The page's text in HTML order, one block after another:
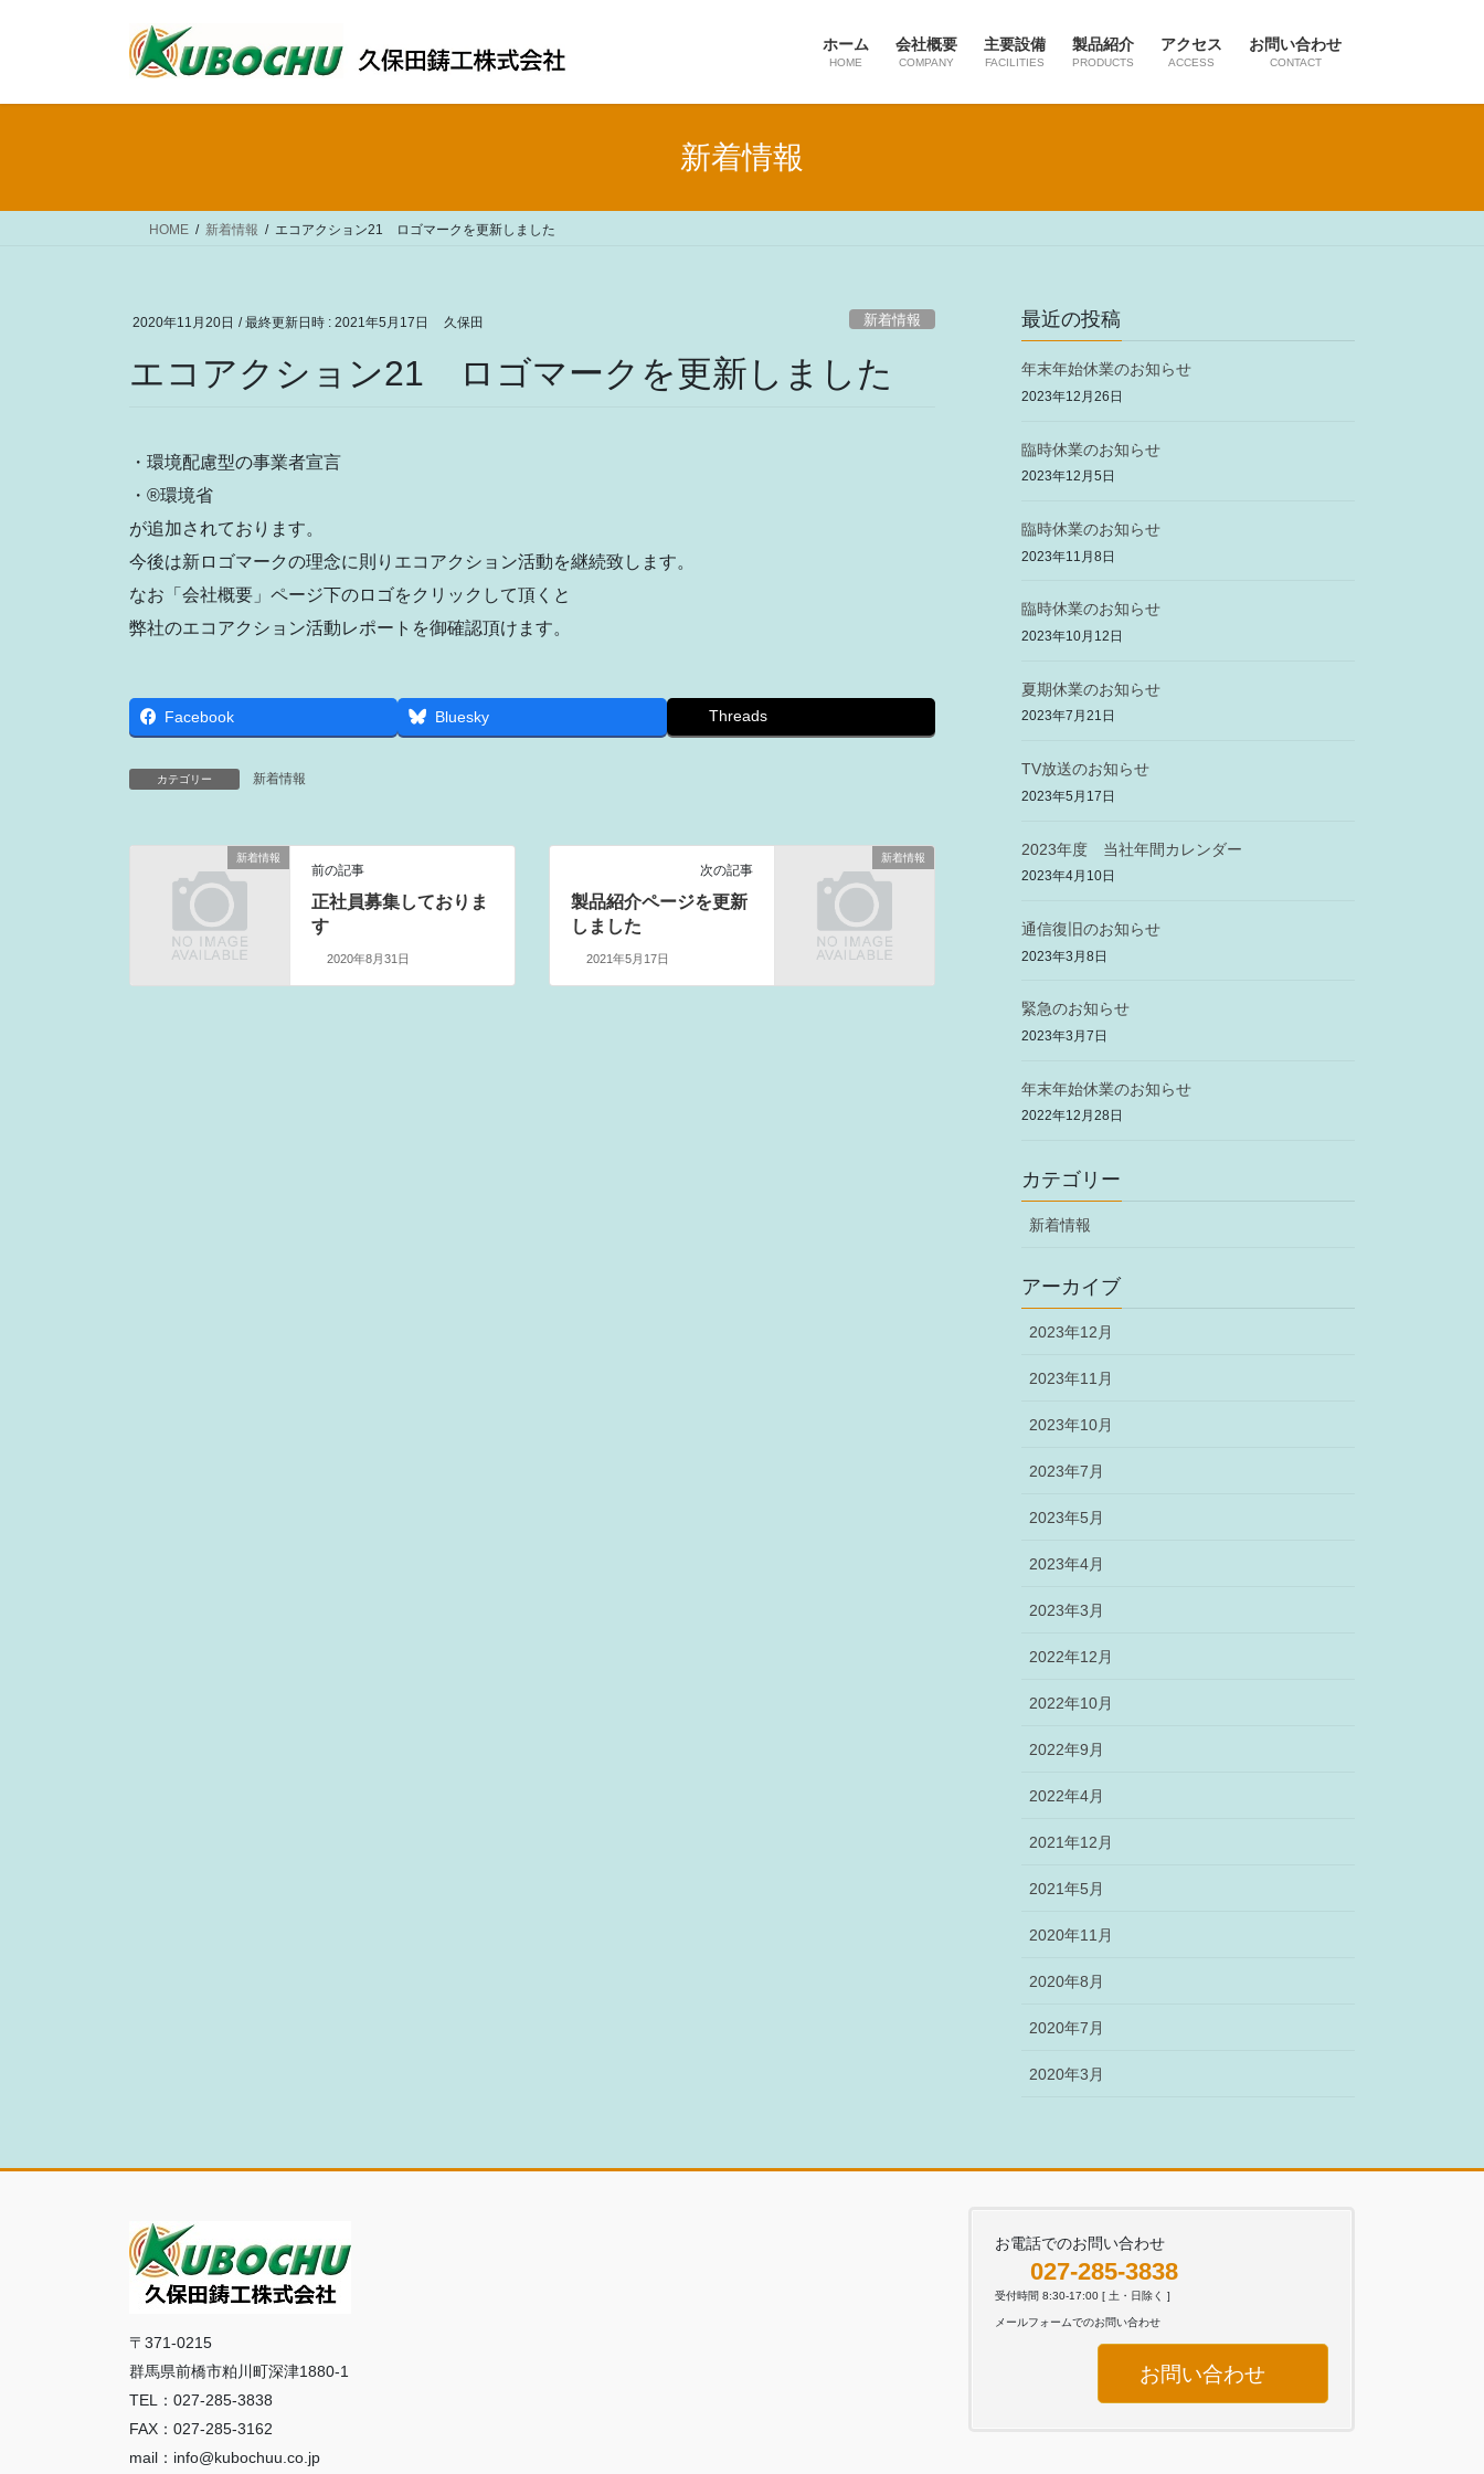
ホーム
HOME
会社概要
COMPANY
主要設備
FACILITIES
製品紹介
PRODUCTS
アクセス
ACCESS
お問い合わせ
CONTACT
新着情報
HOME 新着情報 エコアクション21 ロゴマークを更新しました
2020年11月20日 / 最終更新日時 : 2021年5月17日 久保田 新着情報
エコアクション21 ロゴマークを更新しました
・環境配慮型の事業者宣言
・®環境省
が追加されております。
今後は新ロゴマークの理念に則りエコアクション活動を継続致します。
なお「会社概要」ページ下のロゴをクリックして頂くと
弊社のエコアクション活動レポートを御確認頂けます。
Facebook Bluesky Threads
カテゴリー 新着情報
新着情報
前の記事
正社員募集しておりま
す
2020年8月31日
新着情報
次の記事
製品紹介ページを更新
しました
2021年5月17日
最近の投稿
年末年始休業のお知らせ
2023年12月26日
臨時休業のお知らせ
2023年12月5日
臨時休業のお知らせ
2023年11月8日
臨時休業のお知らせ
2023年10月12日
夏期休業のお知らせ
2023年7月21日
TV放送のお知らせ
2023年5月17日
2023年度 当社年間カレンダー
2023年4月10日
通信復旧のお知らせ
2023年3月8日
緊急のお知らせ
2023年3月7日
年末年始休業のお知らせ
2022年12月28日
カテゴリー
新着情報
アーカイブ
2023年12月
2023年11月
2023年10月
2023年7月
2023年5月
2023年4月
2023年3月
2022年12月
2022年10月
2022年9月
2022年4月
2021年12月
2021年5月
2020年11月
2020年8月
2020年7月
2020年3月
〒371-0215
群馬県前橋市粕川町深津1880-1
TEL：027-285-3838
FAX：027-285-3162
mail：info@kubochuu.co.jp
お電話でのお問い合わせ
027-285-3838
受付時間 8:30-17:00 [ 土・日除く ]
メールフォームでのお問い合わせ
お問い合わせ